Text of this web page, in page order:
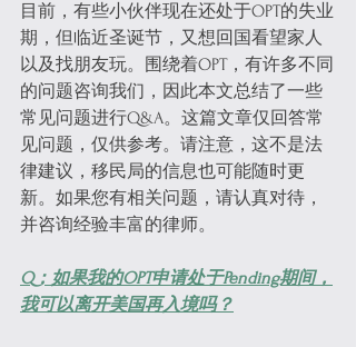
目前，有些小伙伴现在还处于OPT的失业
期，但临近圣诞节，又想回国看望家人
以及找朋友玩。围绕着OPT，有许多不同
的问题咨询我们，因此本文总结了一些
常见问题进行Q&A。这篇文章仅回答常
见问题，仅供参考。请注意，这不是法
律建议，移民局的信息也可能随时更
新。如果您有相关问题，请认真对待，
并咨询经验丰富的律师。
Q：如果我的OPT申请处于Pending期间，
我可以离开美国再入境吗？